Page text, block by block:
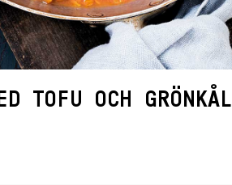
TOFU OCH GRÖNKÅL